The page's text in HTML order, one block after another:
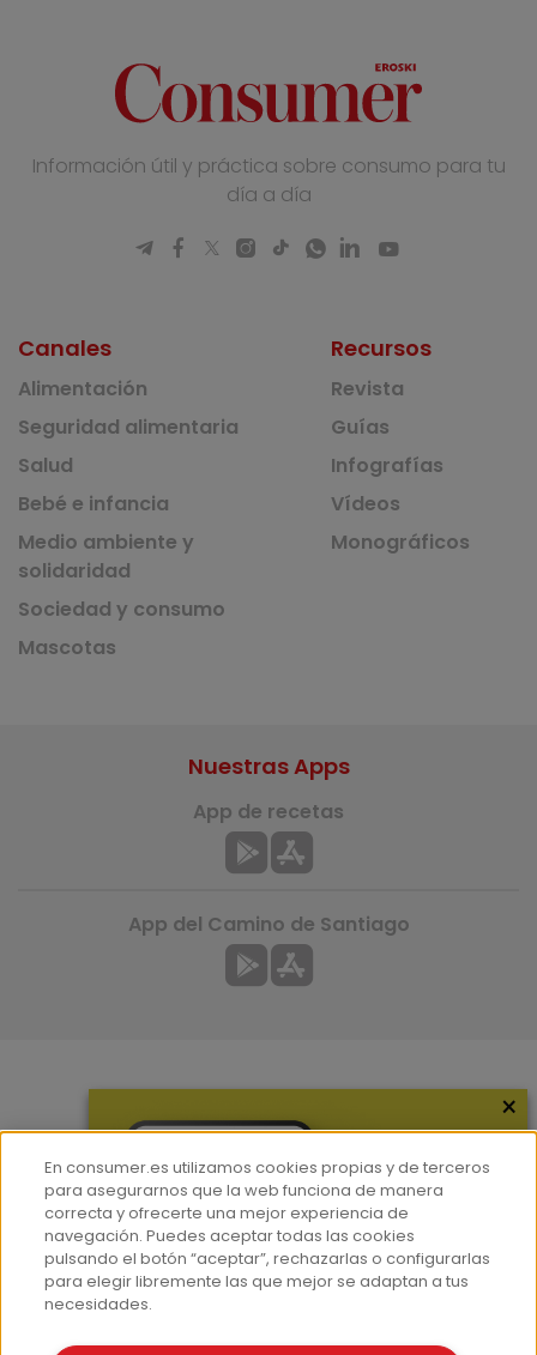
Información útil y práctica sobre consumo para tu
día a día
Canales
Alimentación
Seguridad alimentaria
Salud
Bebé e infancia
Medio ambiente y
solidaridad
Sociedad y consumo
Mascotas
Recursos
Revista
Guías
Infografías
Vídeos
Monográficos
Hemeroteca
Contacto
Prensa
Corpus Lingüístico Consumer
Nuestras Apps
App de recetas
App del Camino de Santiago
×
En consumer.es utilizamos cookies propias y de terceros
para asegurarnos que la web funciona de manera
correcta y ofrecerte una mejor experiencia de
navegación. Puedes aceptar todas las cookies
pulsando el botón “aceptar”, rechazarlas o configurarlas
para elegir libremente las que mejor se adaptan a tus
necesidades.